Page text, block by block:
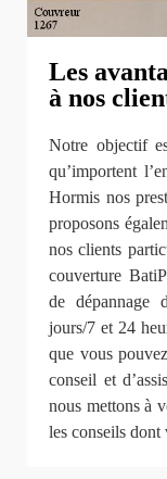
Les
à nos
Notre objectif
qu’importent
Hormis nos
proposons
nos clients
couverture
de dépannage
jours/7 et 24
que vous
conseil et
nous mettons à
les conseils dont